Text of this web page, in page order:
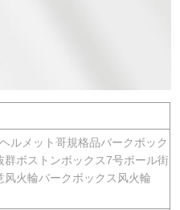
ルメット哥規格品バークボック
群ボストンボックス7号ボール街
风火輪バークボックス风火輪